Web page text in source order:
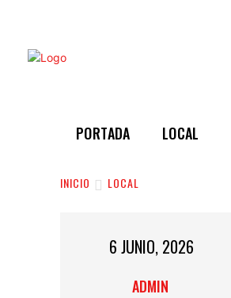
PORTADA LOCAL
INICIO LOCAL
6 JUNIO, 2026
ADMIN